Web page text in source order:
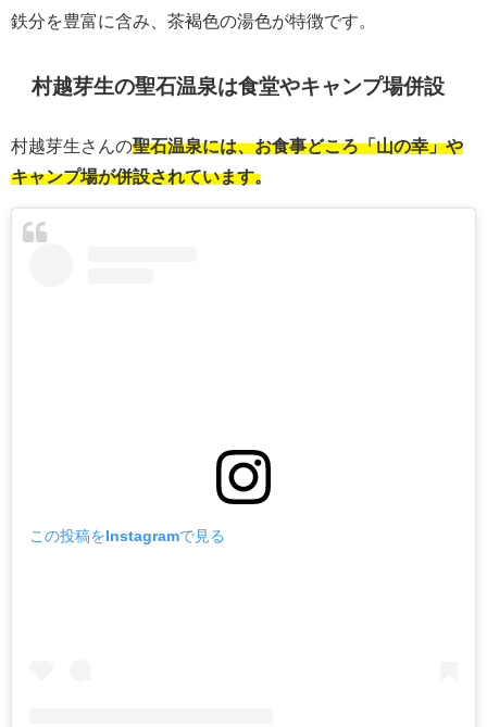
鉄分を豊富に含み、茶褐色の湯色が特徴です。
村越芽生の聖石温泉は食堂やキャンプ場併設
村越芽生さんの聖石温泉には、お食事どころ「山の幸」や
キャンプ場が併設されています。
この投稿をInstagramで見る